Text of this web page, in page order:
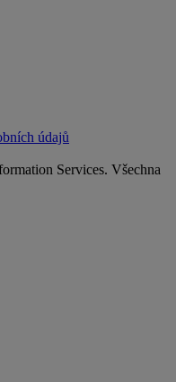
údajů
Services. Všechna